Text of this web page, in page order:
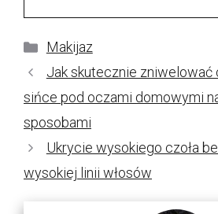
Kategorie
Makijaz
Jak skutecznie zniwelować
sińce pod oczami domowymi
sposobami
Ukrycie wysokiego czoła
wysokiej linii włosów